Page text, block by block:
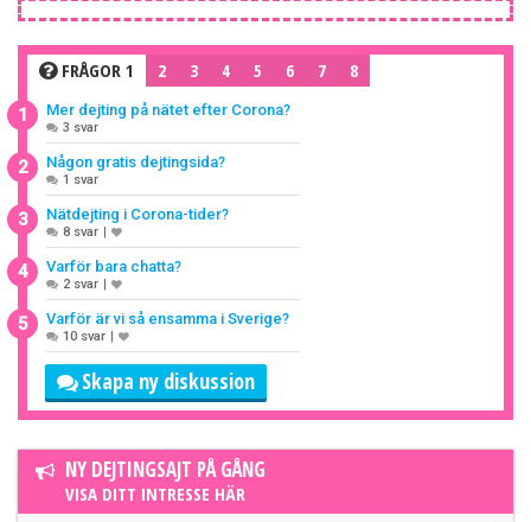
FRÅGOR 1 2 3 4 5 6 7 8
1 Mer dejting på nätet efter Corona?
3 svar
2 Någon gratis dejtingsida?
1 svar
3 Nätdejting i Corona-tider?
8 svar
4 Varför bara chatta?
2 svar
5 Varför är vi så ensamma i Sverige?
10 svar
Skapa ny diskussion
NY DEJTINGSAJT PÅ GÅNG
VISA DITT INTRESSE HÄR